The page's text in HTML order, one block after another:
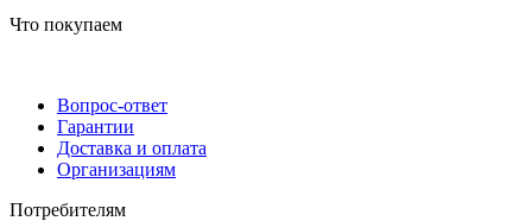
Что покупаем
Вопрос-ответ
Гарантии
Доставка и оплата
Организациям
Потребителям